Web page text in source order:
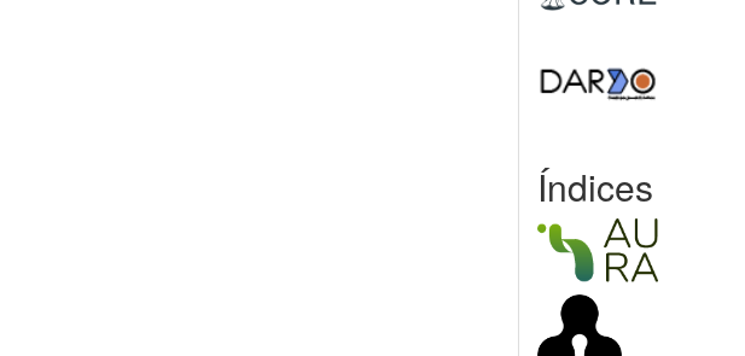
Índices